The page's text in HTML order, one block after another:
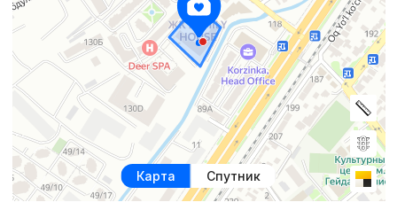
Карта Спутник